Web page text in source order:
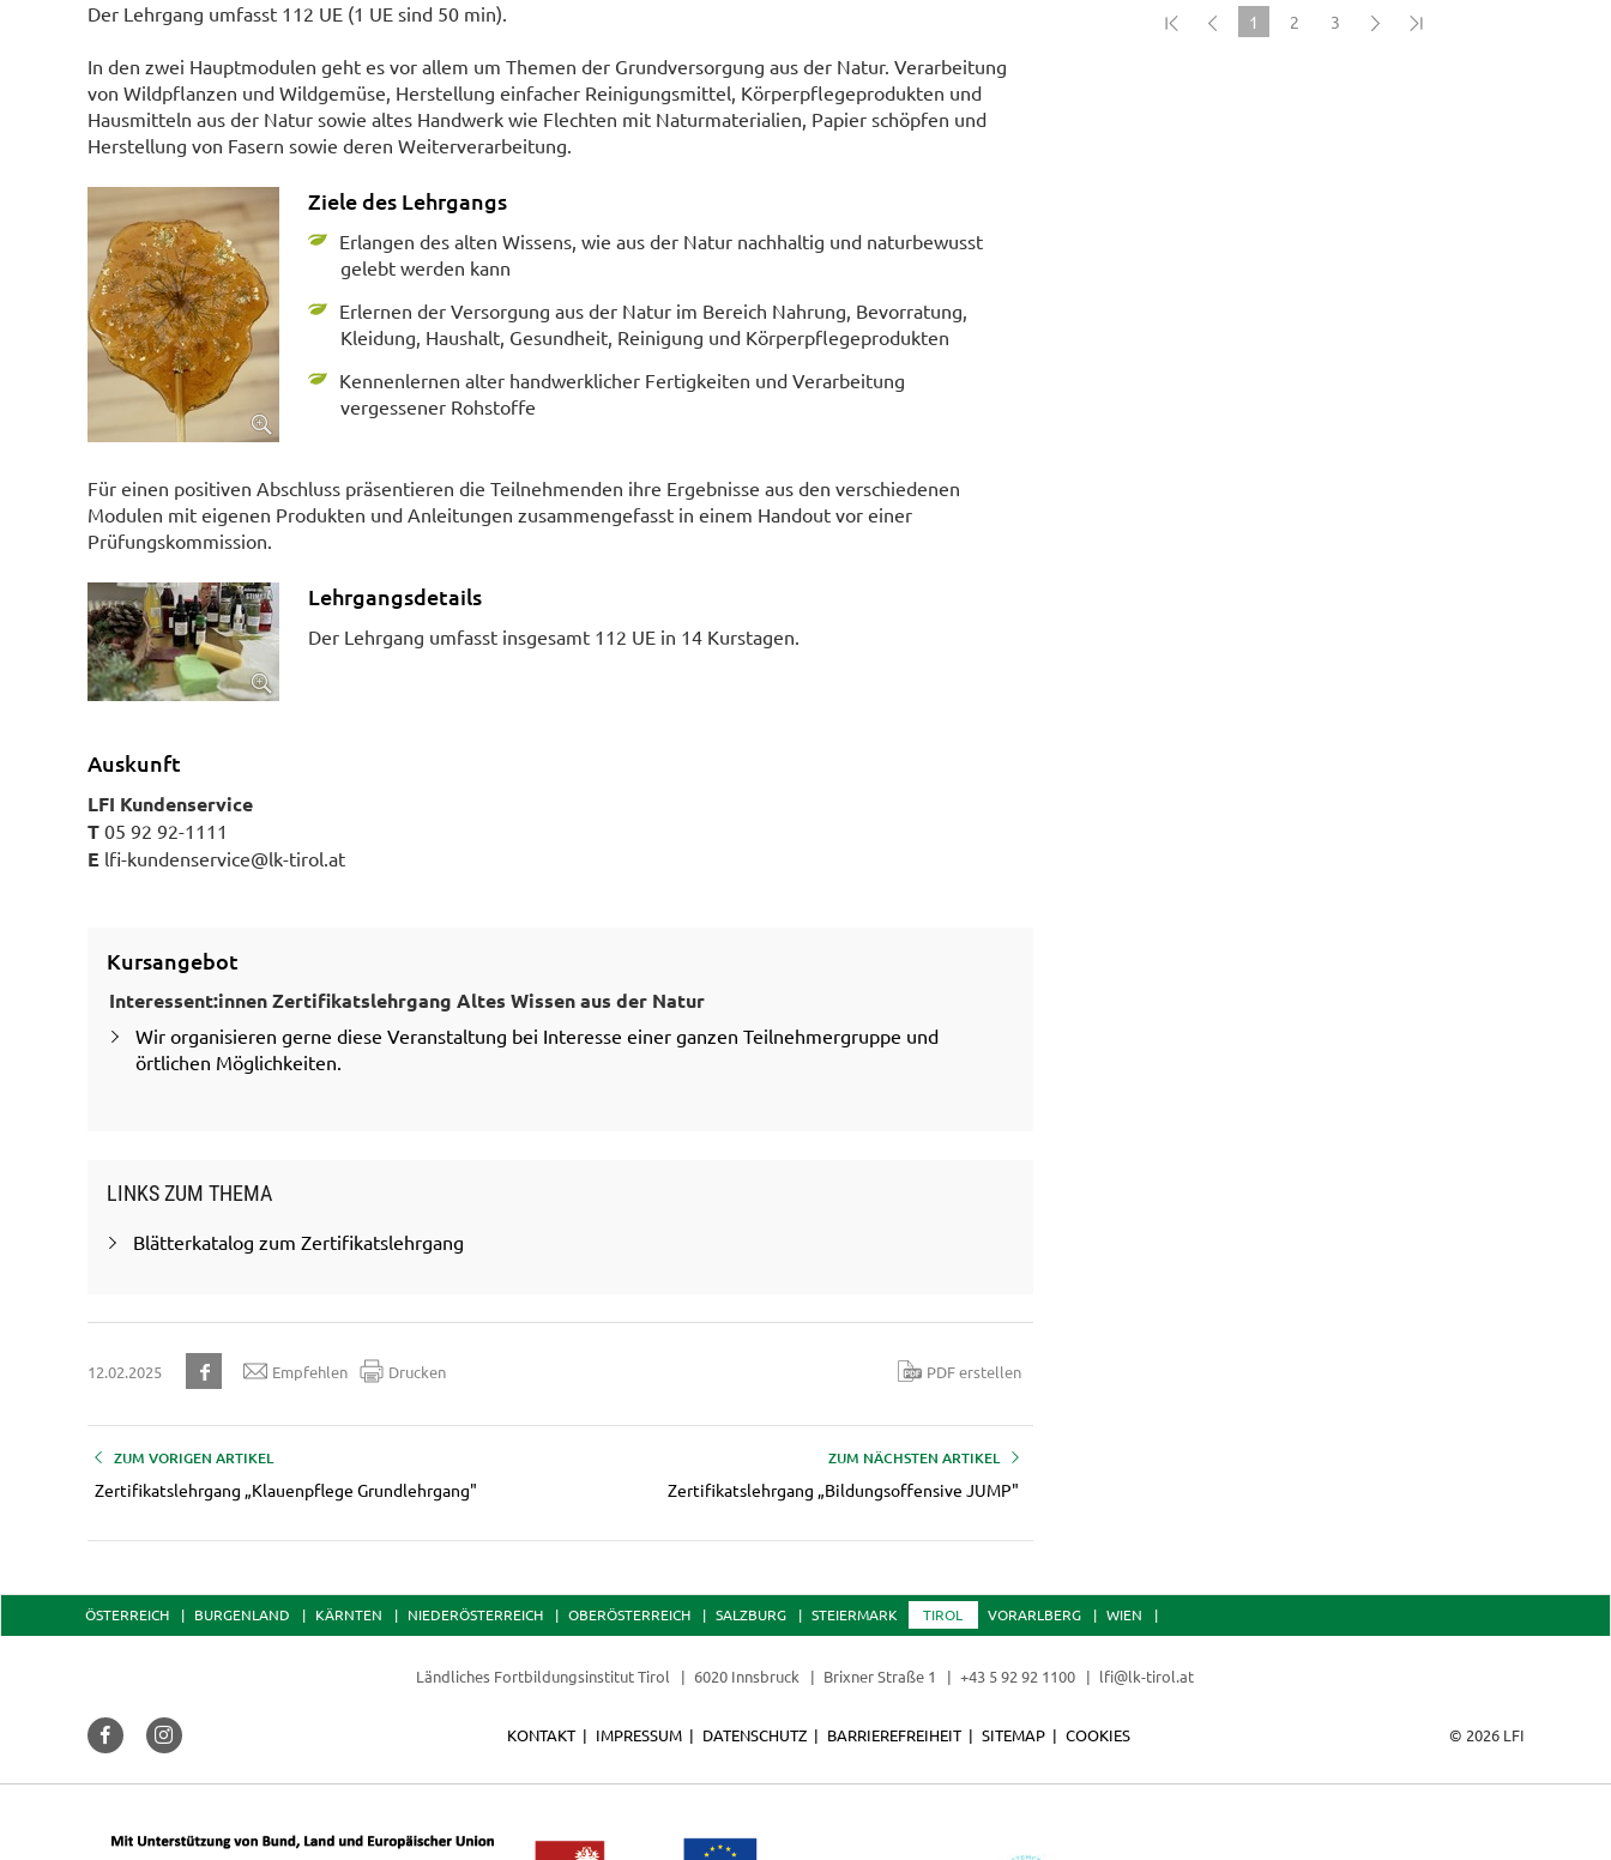
Der Lehrgang umfasst 112 UE (1 UE sind 50 min).
In den zwei Hauptmodulen geht es vor allem um Themen der Grundversorgung aus der Natur. Verarbeitung
von Wildpflanzen und Wildgemüse, Herstellung einfacher Reinigungsmittel, Körperpflegeprodukten und
Hausmitteln aus der Natur sowie altes Handwerk wie Flechten mit Naturmaterialien, Papier schöpfen und
Herstellung von Fasern sowie deren Weiterverarbeitung.
Ziele des Lehrgangs
Erlangen des alten Wissens, wie aus der Natur nachhaltig und naturbewusst
gelebt werden kann
Erlernen der Versorgung aus der Natur im Bereich Nahrung, Bevorratung,
Kleidung, Haushalt, Gesundheit, Reinigung und Körperpflegeprodukten
Kennenlernen alter handwerklicher Fertigkeiten und Verarbeitung
vergessener Rohstoffe
Für einen positiven Abschluss präsentieren die Teilnehmenden ihre Ergebnisse aus den verschiedenen
Modulen mit eigenen Produkten und Anleitungen zusammengefasst in einem Handout vor einer
Prüfungskommission.
Lehrgangsdetails
Der Lehrgang umfasst insgesamt 112 UE in 14 Kurstagen.
Auskunft
LFI Kundenservice
T05 92 92-1111
E lfi-kundenservice@lk-tirol.at
Kursangebot
Interessent:innen Zertifikatslehrgang Altes Wissen aus der Natur
Wir organisieren gerne diese Veranstaltung bei Interesse einer ganzen Teilnehmergruppe und
örtlichen Möglichkeiten.
LINKS ZUM THEMA
Blätterkatalog zum Zertifikatslehrgang
12.02.2025 Empfehlen Drucken PDF erstellen
ZUM VORIGEN ARTIKEL
Zertifikatslehrgang „Klauenpflege Grundlehrgang"
ZUM NÄCHSTEN ARTIKEL
Zertifikatslehrgang „Bildungsoffensive JUMP"
1
2 3
ÖSTERREICH BURGENLAND KÄRNTEN NIEDERÖSTERREICH OBERÖSTERREICH SALZBURG STEIERMARK TIROL VORARLBERG WIEN
Ländliches Fortbildungsinstitut Tirol 6020 Innsbruck Brixner Straße 1 +43 5 92 92 1100 lfi@lk-tirol.at
© 2026 LFI
KONTAKT IMPRESSUM DATENSCHUTZ BARRIEREFREIHEIT SITEMAP COOKIES